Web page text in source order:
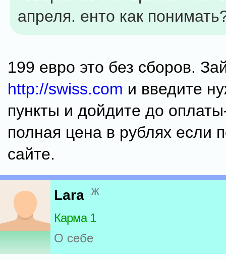
апреля. енто как
199 евро это без сборов.
http://swiss.com и введите
пункты и дойдите до
полная цена в рублях если
сайте.
Lara ж
Карма 1
О себе